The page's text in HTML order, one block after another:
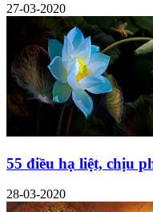
27-03-2020
55 điều hạ liệt, chịu
28-03-2020